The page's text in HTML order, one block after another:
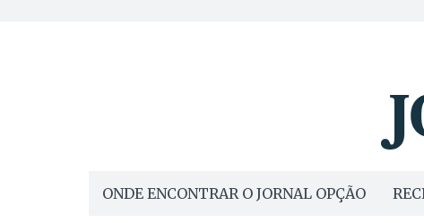
ONDE ENCONTRAR O JORNAL OPÇÃO